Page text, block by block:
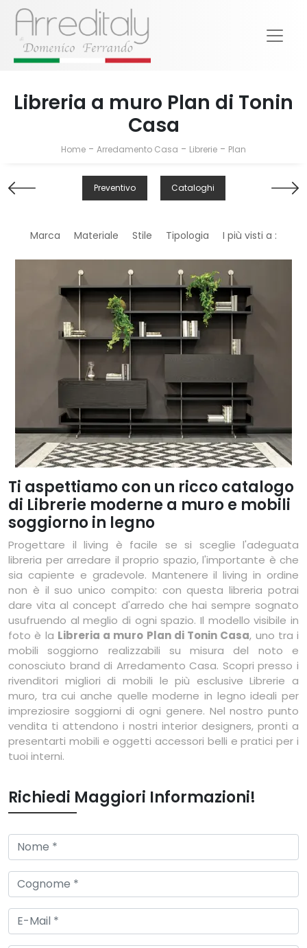
Libreria a muro Plan di Tonin
Casa
Home - Arredamento Casa - Librerie - Plan
Preventivo Cataloghi
Marca Materiale Stile Tipologia I più visti a :
Ti aspettiamo con un ricco catalogo
di Librerie moderne a muro e mobili
soggiorno in legno
Progettare il living è facile se si sceglie l'adeguata
libreria per arredare il proprio spazio, l'importante è che
sia capiente e gradevole. Mantenere il living in ordine
non è il suo unico compito: con questa libreria potrai
dare vita al concept d'arredo che hai sempre sognato
usufruendo al meglio di ogni spazio. Il modello visibile in
foto è la Libreria a muro Plan di Tonin Casa, uno tra i
mobili soggiorno realizzabili su misura del noto e
conosciuto brand di Arredamento Casa. Scopri presso i
rivenditori migliori di mobili le più esclusive Librerie a
muro, tra cui anche quelle moderne in legno ideali per
impreziosire soggiorni di ogni genere. Nel nostro punto
vendita ti attendono i nostri interior designers, pronti a
presentarti mobili e oggetti accessori belli e pratici per i
tuoi interni.
Richiedi Maggiori Informazioni!